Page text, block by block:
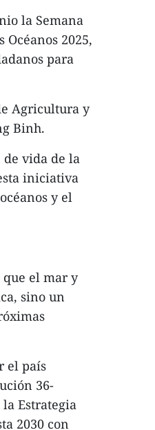
la Semana
2025,
para
Agricultura y
Binh.
de vida de la
iniciativa
y el
el mar y
sino un
el país
36-
Estrategia
2030 con